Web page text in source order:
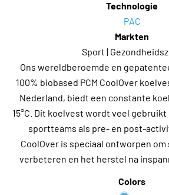
Technologie
PAC
Markten
Sport |
Ons wereldberoemde en
100% biobased PCM CoolOver
Nederland, biedt een constante
15°C. Dit koelvest wordt veel
sportteams als pre- en post-
CoolOver is speciaal ontworpen
verbeteren en het herstel na
Colors